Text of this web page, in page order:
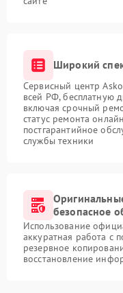
Широкий
Сервисный центр
всей РФ, бесплатную
включая срочный
статус ремонта
постгарантийное
службы техники
безопасное
Использование
аккуратная работа с
резервное
восстановление